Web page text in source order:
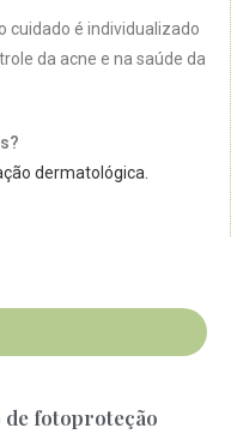
cuidado é individualizado
da acne e na saúde da
dermatológica.
fotoproteção